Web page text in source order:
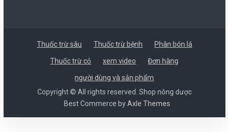
Thuốc trừ sâu Thuốc trừ bệnh Phân bón lá
Thuốc trừ cỏ xem video Đơn hàng
người dùng và sản phẩm
Copyright © All rights reserved. Shop nông dược
Best Commerce byAxle Themes